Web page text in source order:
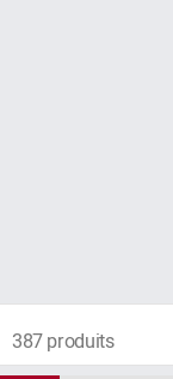
387 produits